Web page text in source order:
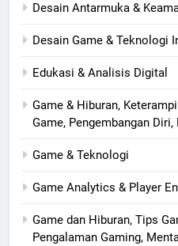
Desain Antarmuka &
Desain Game & Teknologi
Edukasi & Analisis Digital
Game & Hiburan,
Game, Pengembangan
Game & Teknologi
Game Analytics & Player
Game dan Hiburan, Tips
Pengalaman Gaming,